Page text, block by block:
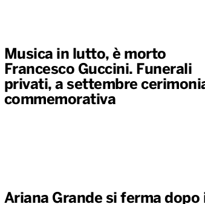
Musica in lutto, è morto
Francesco Guccini. Funerali
privati, a settembre
commemorativa
Ariana Grande si ferma dopo